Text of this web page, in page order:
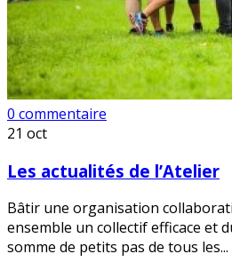
0 commentaire
21 oct
Les actualités de l’Atelier
Bâtir une organisation
ensemble un collectif efficace et
somme de petits pas de tous les...